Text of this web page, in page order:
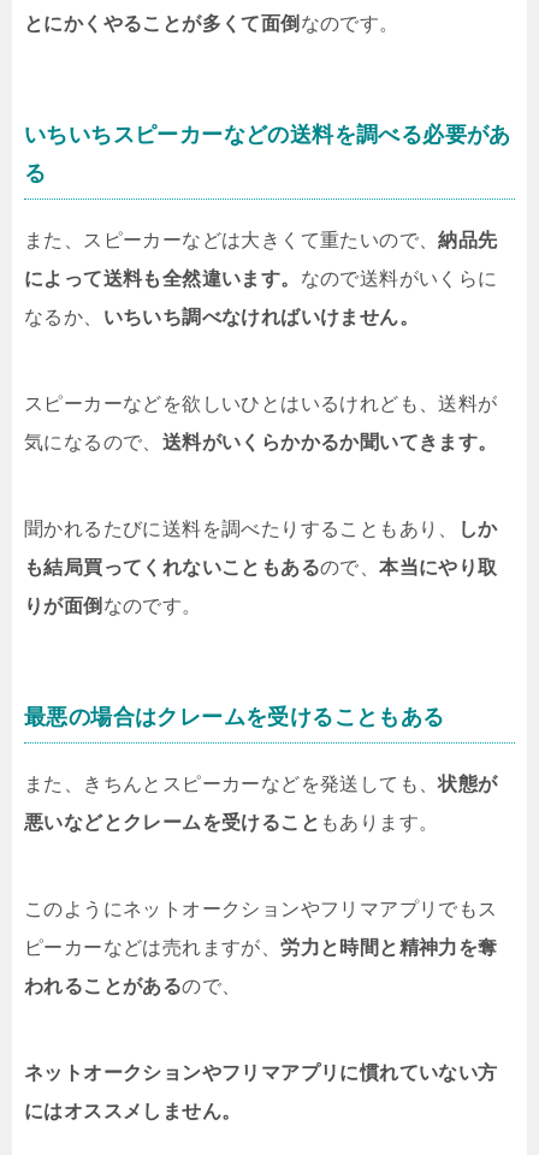
とにかくやることが多くて面倒 なのです。
いちいちスピーカーなどの送料を調べる必要があ
る
また、スピーカーなどは大きくて重たいので、納品先
によって送料も全然違います。 なので送料がいくらに
なるか、 いちいち調べなければいけません。
スピーカーなどを欲しいひとはいるけれども、送料が
気になるので、 送料がいくらかかるか聞いてきます。
聞かれるたびに送料を調べたりすることもあり、
しか
も結局買ってくれないこともあるので、本当にやり取
りが面倒 なのです。
最悪の場合はクレームを受けることもある
また、きちんとスピーカーなどを発送しても、状態が
悪いなどとクレームを受けること もあります。
このようにネットオークションやフリマアプリでもス
ピーカーなどは売れますが、労力と時間と精神力を奪
われることがあるので、
ネットオークションやフリマアプリに慣れていない方
にはオススメしません。